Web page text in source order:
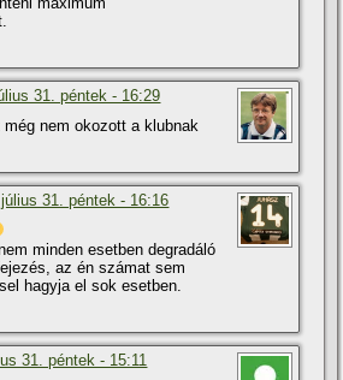
31. péntek - 16:29
nem okozott a klubnak
31. péntek - 16:16
minden esetben degradáló
az én számat sem
hagyja el sok esetben.
31. péntek - 15:11